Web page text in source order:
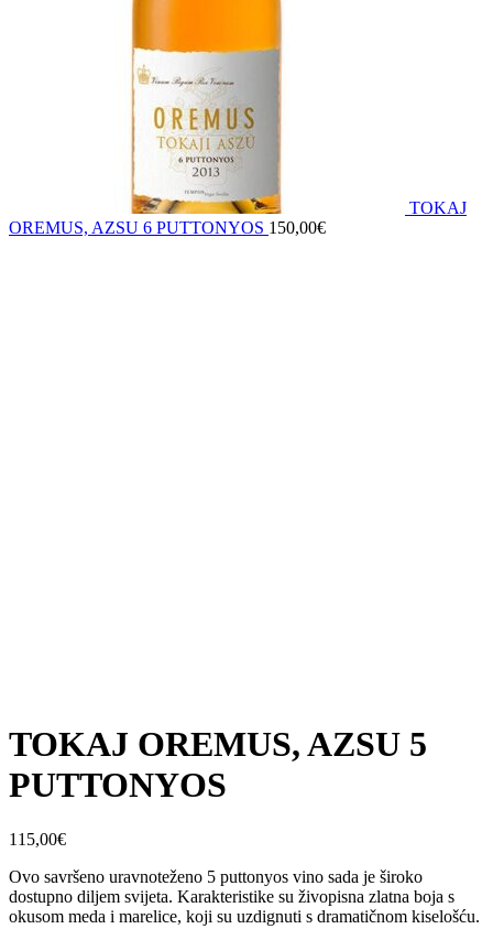
TOKAJ
OREMUS, AZSU 6 PUTTONYOS 150,00€
TOKAJ OREMUS, AZSU 5
PUTTONYOS
115,00€
Ovo savršeno uravnoteženo 5 puttonyos vino sada je široko
dostupno diljem svijeta. Karakteristike su živopisna zlatna boja s
okusom meda i marelice, koji su uzdignuti s dramatičnom kiselošću.